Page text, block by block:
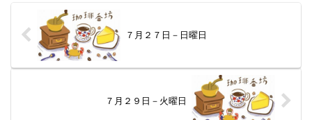
７月２７日－日曜日
７月２９日－火曜日